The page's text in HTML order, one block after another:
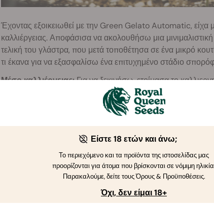
Έχοντας εξοικειωθεί με την Green Gelato Automatic, είχα
καλλιέργειας. Αποφάσισα να ακολουθήσω μια
τελική του γλάστρα, που μετά τοποθέτησα σε ένα μικρό
τι έκανα για να εξασφαλίσω ένα επιτυχημένο στάδιο
Μέσο καλλιέργειας:Για να ξεκινήσω, ετοίμασα το
πλαστικό μουσαμά. Στη συνέχεια πρόσθεσα 50g
RQS
και ανακάτεψα καλά όλα τα υλικά μαζί.
μια σειρά βασικών θρεπτικών συστατικών για όλα τα
αύξηση της πρόσληψης θρεπτικών συστατικών και την
το μείγμα στη γλάστραRQS Geotextile Fabric Pot
και
: Κρέμασα τη λάμπα μου MIGRO 200+ από την
κορδόνια που περιλαμβάνονται και την τοποθέτησα
λειτουργεί για 24 ώρες το 24ωρο αμέσως μόλις
Βλάστηση: Έκανα μια τρύπα 3cm στο κέντρο της
Είστε 18 ετών και άνω;
Το περιεχόμενο και τα προϊόντα της ιστοσελίδας μας
προορίζονται για άτομα που βρίσκονται σε νόμιμη
Παρακαλούμε, δείτε τους Όρους & Προϋποθέσεις.
Όχι, δεν είμαι 18+